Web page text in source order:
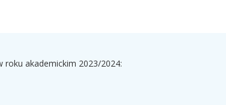
roku akademickim 2023/2024: